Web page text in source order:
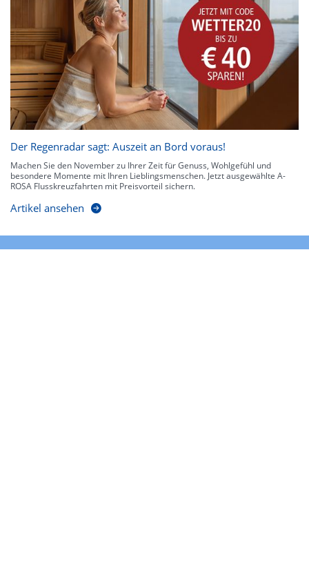
Der Regenradar sagt: Auszeit an Bord voraus!
Machen Sie den November zu Ihrer Zeit für Genuss, Wohlgefühl und
besondere Momente mit Ihren Lieblingsmenschen. Jetzt ausgewählte A-
ROSA Flusskreuzfahrten mit Preisvorteil sichern.
Artikel ansehen